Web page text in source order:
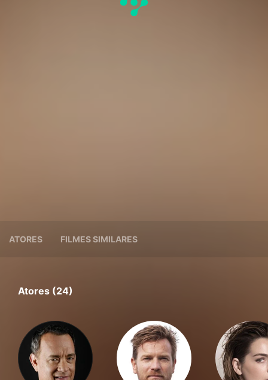
ATORES FILMES SIMILARES
Atores (24)